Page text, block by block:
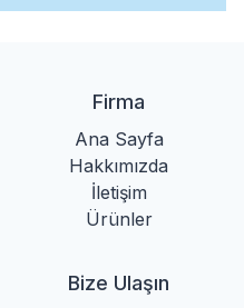
Firma
Ana Sayfa
Hakkımızda
İletişim
Ürünler
Bize Ulaşın